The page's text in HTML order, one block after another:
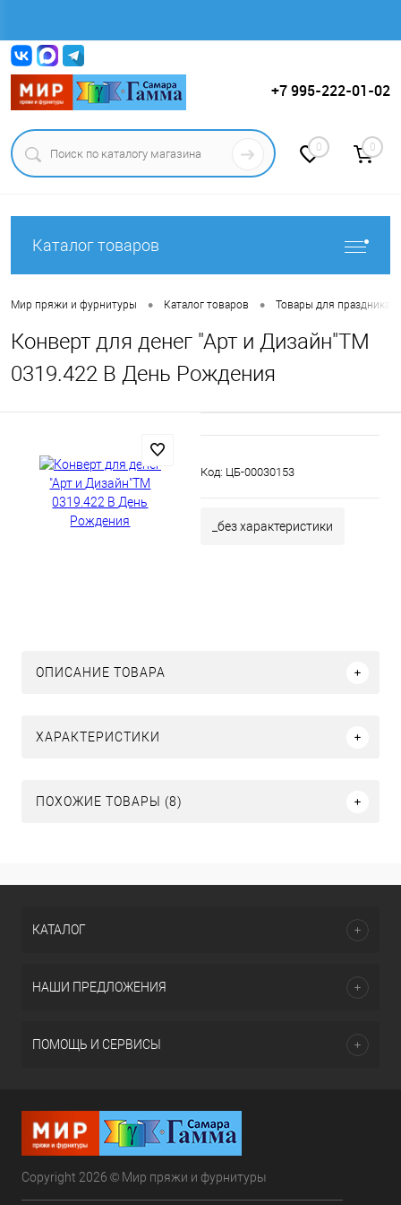
+7 995-222-01-02
0 0
Каталог товаров
Мир пряжи и фурнитуры • Каталог товаров • Товары для праздника.
Конверт для денег "Арт и Дизайн"ТМ
0319.422 В День Рождения
Код: ЦБ-00030153
_без характеристики
ОПИСАНИЕ ТОВАРА
ХАРАКТЕРИСТИКИ
ПОХОЖИЕ ТОВАРЫ (8)
КАТАЛОГ
НАШИ ПРЕДЛОЖЕНИЯ
ПОМОЩЬ И СЕРВИСЫ
Copyright 2026 © Мир пряжи и фурнитуры